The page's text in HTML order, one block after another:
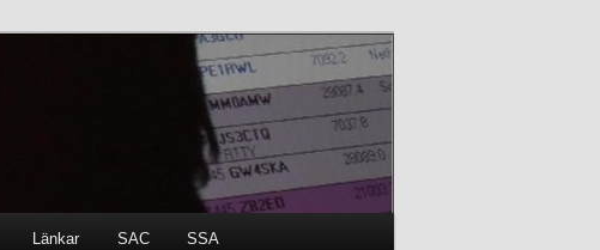
Länkar SAC SSA